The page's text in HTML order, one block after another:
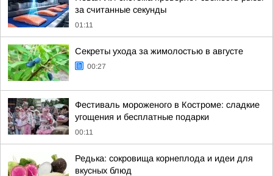
за считанные секунды
01:11
Секреты ухода за жимолостью в августе
00:27
Фестиваль мороженого в Костроме: сладкие
угощения и бесплатные подарки
00:11
Редька: сокровища корнеплода и идеи для
вкусных блюд